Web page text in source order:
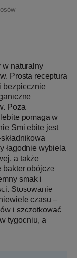
w naturalny
Prosta receptura
bezpiecznie
Poza
pomaga w
Smilebite jest
łagodnie wybiela
a także
bakteriobójcze
smak i
Stosowanie
czasu –
i szczotkować
tygodniu, a